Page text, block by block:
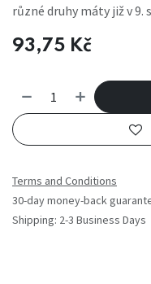
různé druhy máty již v 9.
93,75 Kč
Terms and Conditions
30-day money-back
Shipping: 2-3 Business Days